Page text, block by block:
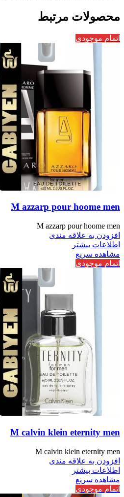
محصولات مرتبط
اتمام موجودی
M azzarp pour hoome men
M azzarp pour hoome men
افزودن به علاقه مندی
اطلاعات بیشتر
مشاهده سریع
اتمام موجودی
M calvin klein eternity men
M calvin klein eternity men
افزودن به علاقه مندی
اطلاعات بیشتر
مشاهده سریع
اتمام موجودی